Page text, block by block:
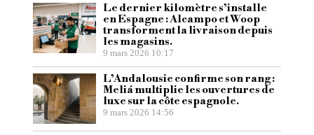
Le dernier kilomètre s’installe
en Espagne : Alcampo et Woop
transforment la livraison depuis
les magasins.
9 mars 2026 10:17
L’Andalousie confirme son rang :
Meliá multiplie les ouvertures de
luxe sur la côte espagnole.
9 mars 2026 14:56